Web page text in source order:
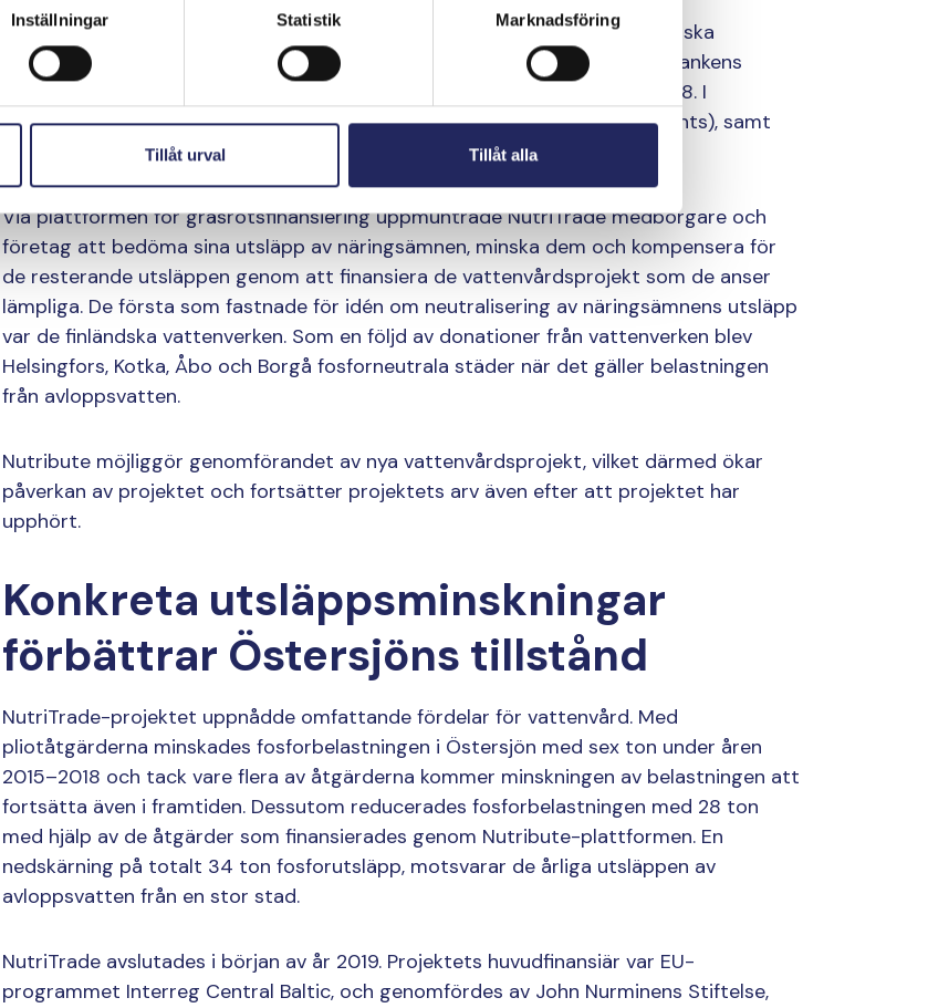
Inställningar Statistik Marknadsföring
Tillåt urval Tillåt alla
Nutribute.org
som skapades i NutriTrade-projektet är den första europeiska
plattformen för gruppfinansiering som riktar sig mot vattenvård. Ålandsbankens
Östersjöprojekt valde Nutribute till den bästa digitala innovationen år 2018. I
plattformens namn Nutribute kombineras ordet för näringsämnen (nutrients), samt
ordet för deltagande och donation (contribute).
Via plattformen för gräsrotsfinansiering uppmuntrade NutriTrade medborgare och
företag att bedöma sina utsläpp av näringsämnen, minska dem och kompensera för
de resterande utsläppen genom att finansiera de vattenvårdsprojekt som de anser
lämpliga. De första som fastnade för idén om neutralisering av näringsämnens utsläpp
var de finländska vattenverken. Som en följd av donationer från vattenverken blev
Helsingfors, Kotka, Åbo och Borgå fosforneutrala städer när det gäller belastningen
från avloppsvatten.
Nutribute möjliggör genomförandet av nya vattenvårdsprojekt, vilket därmed ökar
påverkan av projektet och fortsätter projektets arv även efter att projektet har
upphört.
Konkreta utsläppsminskningar
förbättrar Östersjöns tillstånd
NutriTrade-projektet uppnådde omfattande fördelar för vattenvård. Med
pliotåtgärderna minskades fosforbelastningen i Östersjön med sex ton under åren
2015–2018 och tack vare flera av åtgärderna kommer minskningen av belastningen att
fortsätta även i framtiden. Dessutom reducerades fosforbelastningen med 28 ton
med hjälp av de åtgärder som finansierades genom Nutribute-plattformen. En
nedskärning på totalt 34 ton fosforutsläpp, motsvarar de årliga utsläppen av
avloppsvatten från en stor stad.
NutriTrade avslutades i början av år 2019. Projektets huvudfinansiär var EU-
programmet Interreg Central Baltic, och genomfördes av John Nurminens Stiftelse,